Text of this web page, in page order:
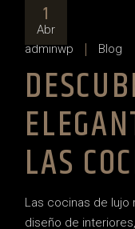
1
Abr
adminwp
Blog
LAS
Las cocinas de lujo
diseño de